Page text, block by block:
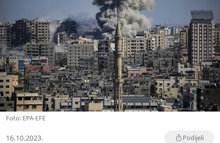
Foto: EPA-EFE
16.10.2023. Podijeli